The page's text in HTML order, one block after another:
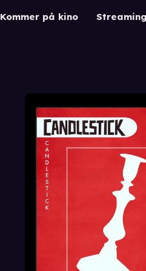
Kommer på kino